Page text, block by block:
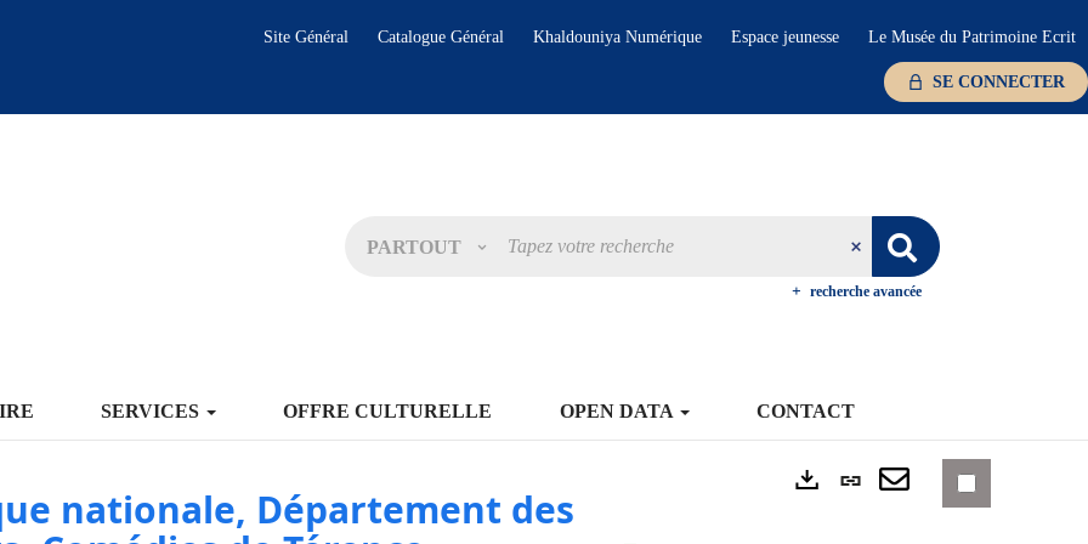
Site Général Catalogue Général Khaldouniya Numérique Espace jeunesse Le Musée du Patrimoine Ecrit
SE CONNECTER
PARTOUT
recherche avancée
SERVICES OFFRE CULTURELLE OPEN DATA CONTACT
nationale, Département des
Lien